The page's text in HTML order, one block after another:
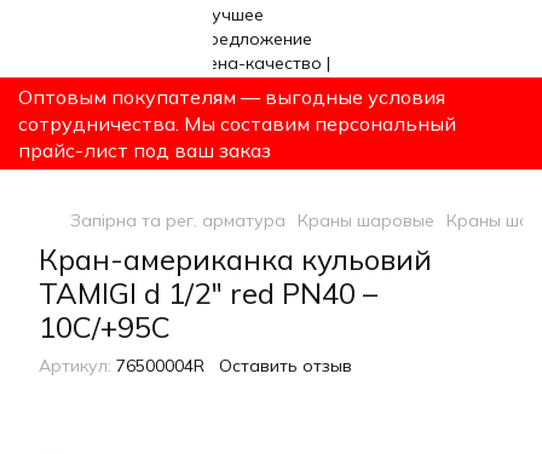
Оптовым покупателям — выгодные условия
сотрудничества. Мы составим персональный
прайс-лист под ваш заказ
Запірна та рег. арматура Краны шаровые Краны
Кран-американка кульовий
TAMIGI d 1/2" red PN40 –
10C/+95C
Артикул: 76500004R Оставить отзыв